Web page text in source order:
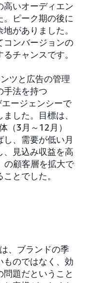
高いオーディエン
。ピーク期の後に
がありました。
コンバージョンの
チャンスです。
ツと広告の管理
手法を持つ
ージェンシーで
ました。目標は、
（3月～12月）
、需要が低い月
、見込み収益を高
の顧客層を拡大で
とでした。
、ブランドの季
ものではなく、効
題だということ